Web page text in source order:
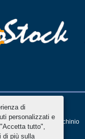
di
personalizzati e
tutto",
di più sulla
sito web diMachinio